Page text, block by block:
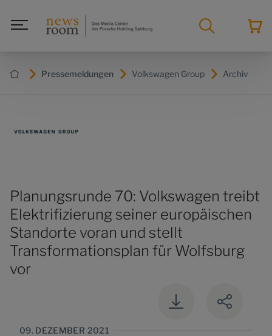
Pressemeldungen Volkswagen Group Archiv
Planungsrunde 70: Volkswagen treibt
Elektrifizierung seiner europäischen
Standorte voran und stellt
Transformationsplan für Wolfsburg
vor
09. DEZEMBER 2021